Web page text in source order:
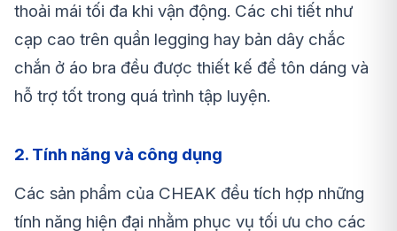
thoải mái tối đa khi vận động. Các chi tiết như
cạp cao trên quần legging hay bản dây chắc
chắn ở áo bra đều được thiết kế để tôn dáng và
hỗ trợ tốt trong quá trình tập luyện.
2. Tính năng và công dụng
Các sản phẩm của CHEAK đều tích hợp những
tính năng hiện đại nhằm phục vụ tối ưu cho các